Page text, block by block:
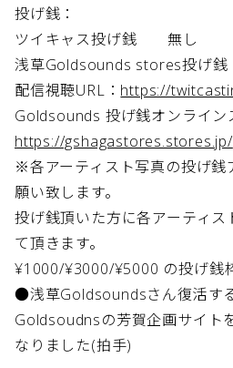
投げ銭：
ツイキャス投げ銭 無し
浅草Goldsounds stores投げ
配信視聴URL： https://
Goldsounds 投げ銭オンライン
https://gshagastores.stores.jp/
※各アーティスト写真の投げ銭
願い致します。
投げ銭頂いた方に各アーティ
て頂きます。
¥1000/¥3000/¥5000 の投げ銭
●浅草Goldsoundsさん復活す
Goldsoudnsの芳賀企画サイト
なりました(拍手)